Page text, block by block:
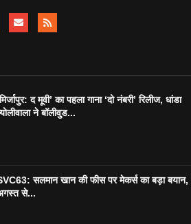
द मूवी’ का पहला गाना ‘दो नंबरी’ रिलीज, धांडा
ने बॉलीवुड...
सलमान खान की फीस पर मेकर्स का बड़ा बयान,
से...